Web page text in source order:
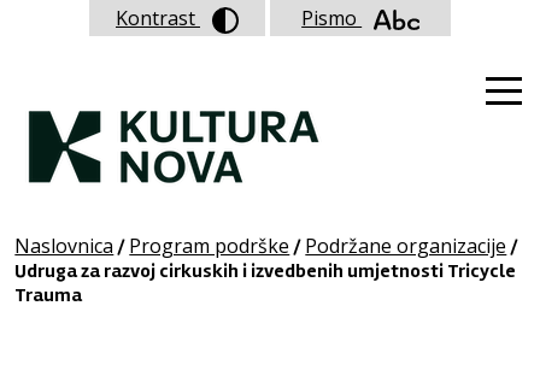
Naslovnica / Program podrške / Podržane organizacije /
Udruga za razvoj cirkuskih i izvedbenih umjetnosti Tricycle
Trauma
Kontrast Pismo